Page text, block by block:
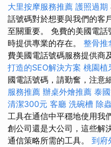
大里按摩服務推薦 護照過期
話號碼對於想要與我們的客
至關重要。 免費的美國電
時提供專業的存在。 整骨推
費美國電話號碼服務提供商
打造的SEO解決方案 桃園植
國電話號碼，請勤奮，注意
服務推薦 辦桌外燴推薦 泰
清潔300元 客廳 洗碗槽 除
工具在通信中平穩地使用我
創公司還是大公司，這些解
通信策略所需的工具。 到府